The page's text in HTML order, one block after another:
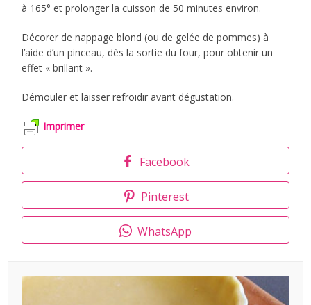
à 165° et prolonger la cuisson de 50 minutes environ.
Décorer de nappage blond (ou de gelée de pommes) à
l’aide d’un pinceau, dès la sortie du four, pour obtenir un
effet « brillant ».
Démouler et laisser refroidir avant dégustation.
Imprimer
Facebook
Pinterest
WhatsApp